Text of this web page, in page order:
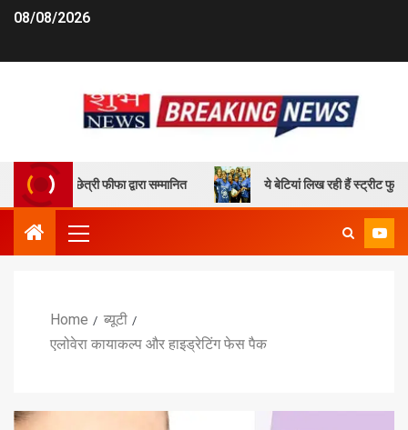
08/08/2026
सुनील छेत्री फीफा द्वारा सम्मानित ये बेटियां लिख रही हैं स्ट्रीट फुटबॉल के
Home
ब्यूटी
एलोवेरा कायाकल्प और हाइड्रेटिंग फेस पैक